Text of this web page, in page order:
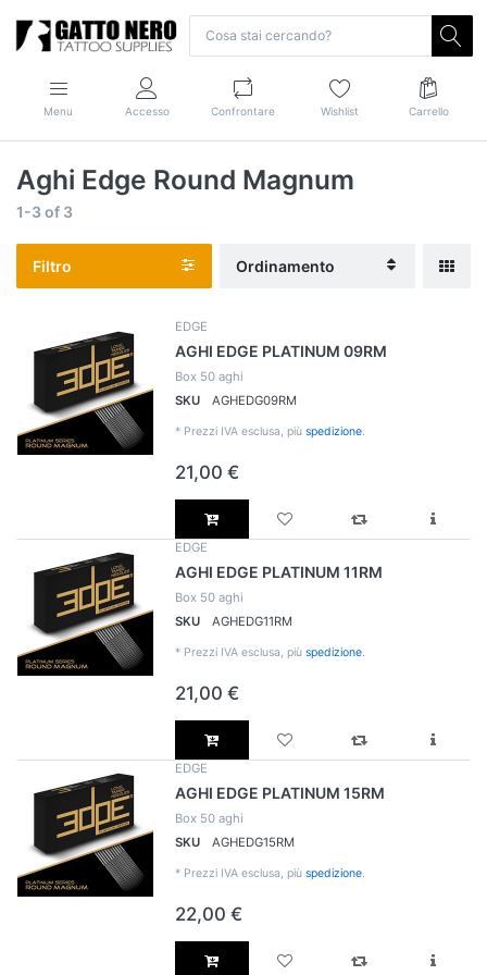
Menu Accesso Confrontare Wishlist Carrello
Aghi Edge Round Magnum
1-3of 3
Filtro Ordinamento
EDGE
AGHI EDGE PLATINUM 09RM
Box 50 aghi
SKU
AGHEDG09RM
* Prezzi IVA esclusa, più spedizione.
21,00 €
EDGE
AGHI EDGE PLATINUM 11RM
Box 50 aghi
SKU
AGHEDG11RM
* Prezzi IVA esclusa, più spedizione.
21,00 €
EDGE
AGHI EDGE PLATINUM 15RM
Box 50 aghi
SKU
AGHEDG15RM
* Prezzi IVA esclusa, più spedizione.
22,00 €